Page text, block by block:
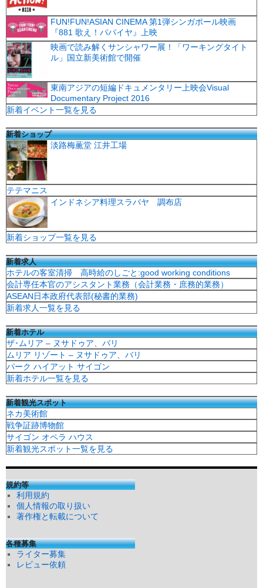
FUN!FUN!ASIAN CINEMA 第1弾シンガポール映画
『881 歌え！パパイヤ』上映
映画で読み解くサンシャワー展！「ワーキングタイト
ル」国立新美術館で開催
東南アジアの短編ドキュメンタリー上映会Visual
Documentary Project 2016
新着イベント一覧を見る
新着ショップ
淡路梅薫堂 江井工場
テテマニス
インドネシア料理スラバヤ 調布店
新着ショップ一覧を見る
新着求人
ホテルの客室清掃 高時給のしごと:good working conditions
会計専任本官のアシスタント業務（会計業務・庶務的業務）
ASEAN日本政府代表部(秘書的業務)
新着求人一覧を見る
新着ホテル
ザ･ムリア – ヌサドゥア、バリ
ムリア リゾート – ヌサドゥア、バリ
パーク ハイアット サイゴン
新着ホテル一覧を見る
新着観光スポット
ネカ美術館
戦争証跡博物館
サイゴン オペラ ハウス
新着観光スポット一覧を見る
規約等
利用規約
個人情報の取り扱い
著作権と転載について
各種募集
ライター募集
レビュー依頼